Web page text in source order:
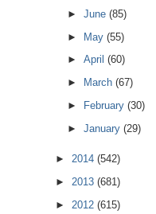
►June(85)
► May(55)
►April(60)
►
March(67)
►
February(30)
►January(29)
► 2014 (542)
► 2013 (681)
► 2012 (615)